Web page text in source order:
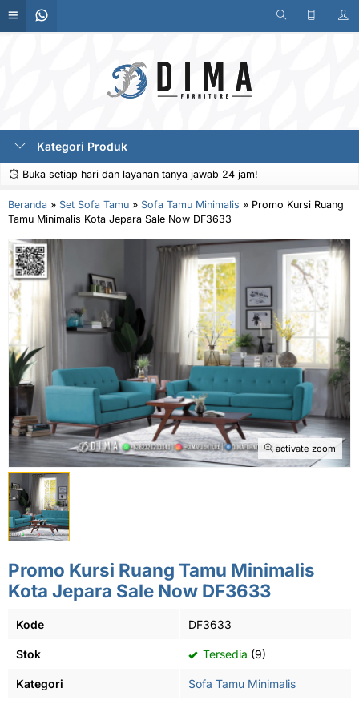
Kategori Produk
Buka setiap hari dan layanan tanya jawab 24 jam!
Beranda » Set Sofa Tamu » Sofa Tamu Minimalis » Promo Kursi Ruang
Tamu Minimalis Kota Jepara Sale Now DF3633
activate zoom
Promo Kursi Ruang Tamu Minimalis
Kota Jepara Sale Now DF3633
Kode DF3633
Stok Tersedia (9)
Kategori Sofa Tamu Minimalis